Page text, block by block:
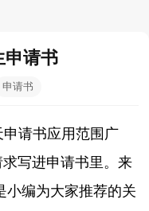
申请书
申请书
请书应用范围广
写进申请书里。来
小编为大家推荐的关